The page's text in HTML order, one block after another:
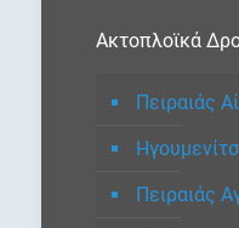
Ακτοπλοϊκά
Πειραιάς
Πειραιάς